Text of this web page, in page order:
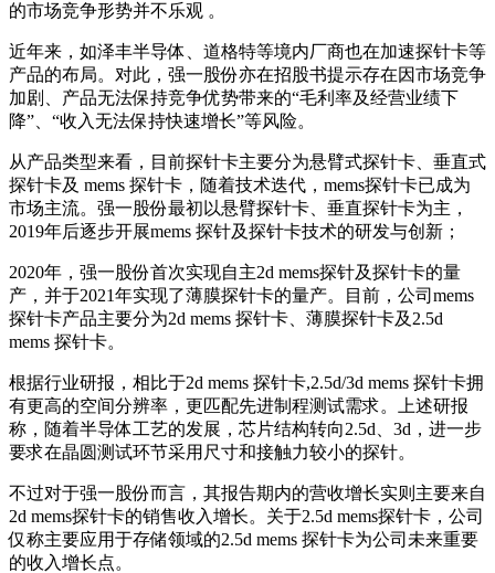
的市场竞争形势并不乐观 。
近年来，如泽丰半导体、道格特等境内厂商也在加速探针卡等
产品的布局。对此，强一股份亦在招股书提示存在因市场竞争
加剧、产品无法保持竞争优势带来的“毛利率及经营业绩下
降”、“收入无法保持快速增长”等风险。
从产品类型来看，目前探针卡主要分为悬臂式探针卡、垂直式
探针卡及 mems 探针卡，随着技术迭代，mems探针卡已成为
市场主流。强一股份最初以悬臂探针卡、垂直探针卡为主，
2019年后逐步开展mems 探针及探针卡技术的研发与创新；
2020年，强一股份首次实现自主2d mems探针及探针卡的量
产，并于2021年实现了薄膜探针卡的量产。目前，公司mems
探针卡产品主要分为2d mems 探针卡、薄膜探针卡及2.5d
mems 探针卡。
根据行业研报，相比于2d mems 探针卡,2.5d/3d mems 探针卡拥
有更高的空间分辨率，更匹配先进制程测试需求。上述研报
称，随着半导体工艺的发展，芯片结构转向2.5d、3d，进一步
要求在晶圆测试环节采用尺寸和接触力较小的探针。
不过对于强一股份而言，其报告期内的营收增长实则主要来自
2d mems探针卡的销售收入增长。关于2.5d mems探针卡，公司
仅称主要应用于存储领域的2.5d mems 探针卡为公司未来重要
的收入增长点。